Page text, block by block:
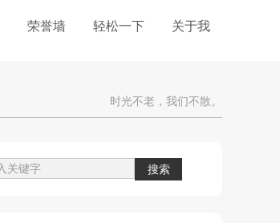
荣誉墙 轻松一下 关于我
时光不老，我们不散。